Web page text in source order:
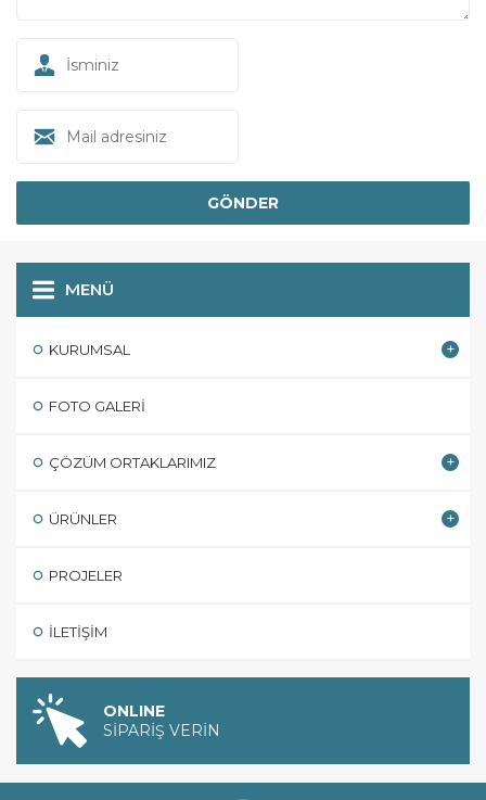
MENÜ
KURUMSAL
FOTO GALERI
ÇÖZÜM ORTAKLARIMIZ
ÜRÜNLER
PROJELER
İLETIŞIM
ONLINE
SİPARİŞ VERİN